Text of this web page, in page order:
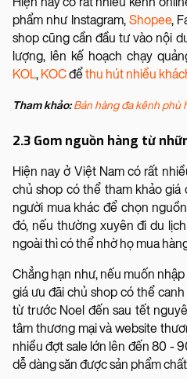
phẩm như Instagram, Shopee,
shop cũng cần đầu tư vào nội
lượng, lên kế hoạch chạy
KOL, KOCđểthu hút nhiều
Tham khảo:Bán hàng đa kênh phù
2.3 Gom nguồn hàng từ
Hiện nay ở Việt Nam có rất
chủ shop có thể tham khảo giá
người mua khác để chọn
đó, nếu thường xuyên đi du
ngoài thì có thể nhờ họ mua
Chẳng hạn như, nếu muốn
giá ưu đãi chủ shop có thể
từ trước Noel đến sau tết
tâm thương mại và website
nhiều đợt sale lớn lên đến 80 -
dễ dàng săn được sản phẩm